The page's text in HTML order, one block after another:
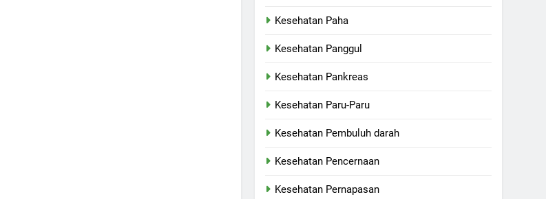
Kesehatan Paha
Kesehatan Panggul
Kesehatan Pankreas
Kesehatan Paru-Paru
Kesehatan Pembuluh darah
Kesehatan Pencernaan
Kesehatan Pernapasan